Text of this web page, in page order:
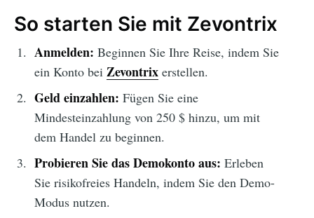
So starten Sie mit Zevontrix
Anmelden: Beginnen Sie Ihre Reise, indem Sie
ein Konto bei Zevontrixerstellen.
Geld einzahlen: Fügen Sie eine
Mindesteinzahlung von 250 $ hinzu, um mit
dem Handel zu beginnen.
Probieren Sie das Demokonto aus: Erleben
Sie risikofreies Handeln, indem Sie den Demo-
Modus nutzen.